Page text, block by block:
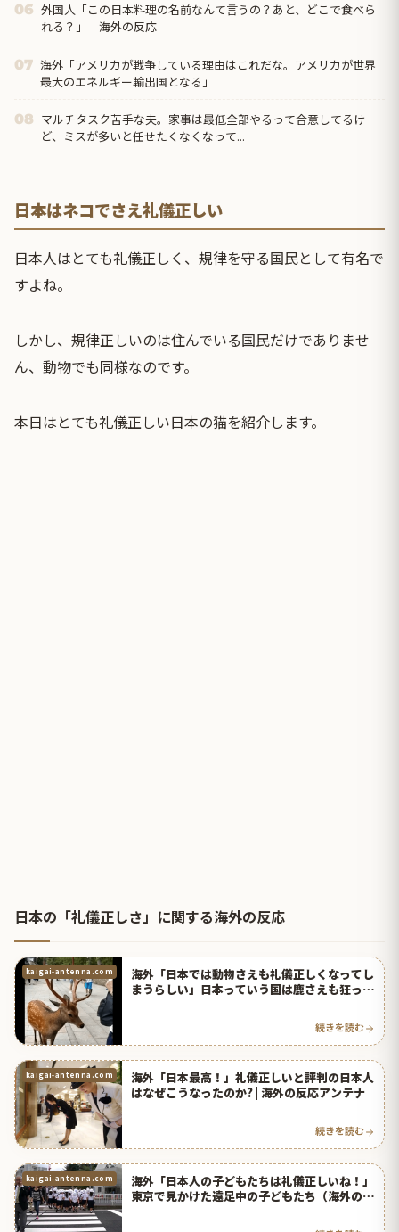
06 外国人「この日本料理の名前なんて言うの？あと、どこで食べら
れる？」 海外の反応
07 海外「アメリカが戦争している理由はこれだな。アメリカが世界
最大のエネルギー輸出国となる」
08 マルチタスク苦手な夫。家事は最低全部やるって合意してるけ
ど、ミスが多いと任せたくなくなって...
日本はネコでさえ礼儀正しい
日本人はとても礼儀正しく、規律を守る国民として有名で
すよね。
しかし、規律正しいのは住んでいる国民だけでありませ
ん、 動物でも同様なのです。
本日はとても礼儀正しい日本の猫を紹介します。
日本の「礼儀正しさ」に関する海外の反応
kaigai-antenna.com
海外「日本では動物さえも礼儀正しくなってし
まうらしい」日本っていう国は鹿さえも狂って
続きを読む
kaigai-antenna.com
海外「日本最高！」礼儀正しいと評判の日本人
はなぜこうなったのか? | 海外の反応アンテナ
続きを読む
kaigai-antenna.com
海外「日本人の子どもたちは礼儀正しいね！」
東京で見かけた遠足中の子どもたち（海外の反